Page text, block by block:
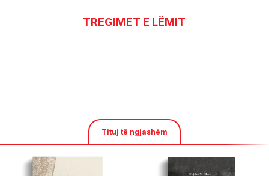
TREGIMET E LËMIT
Tituj të ngjashëm